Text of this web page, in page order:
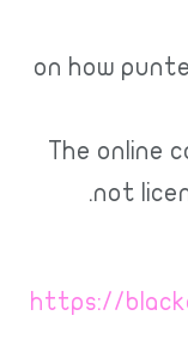
on
The
https://